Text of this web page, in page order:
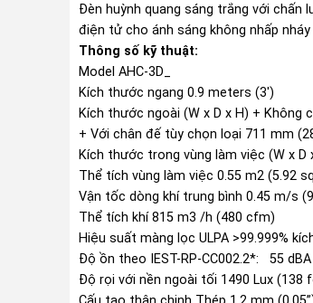
Đèn huỳnh quang sáng trắng với chấn
điện tử cho ánh sáng không nhấp
Thông số kỹ thuật:
Model AHC-3D_
Kích thước ngang 0.9 meters (3′)
Kích thước ngoài (W x D x H) + Không
+ Với chân đế tùy chọn loại 711 mm
Kích thước trong vùng làm việc (W x D
Thể tích vùng làm việc 0.55 m2 (5.92
Vận tốc dòng khí trung bình 0.45 m/s
Thể tích khí 815 m3 /h (480 cfm)
Hiệu suất màng lọc ULPA >99.999%
Độ ồn theo IEST-RP-CC002.2*: 55 dBA
Độ rọi với nền ngoài tối 1490 Lux (138